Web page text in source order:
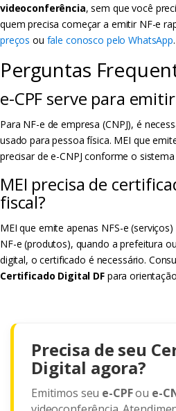
videoconferência, sem que você
quem precisa começar a emitir NF-e
preços ou fale conosco pelo WhatsApp.
Perguntas
e-CPF serve para
Para NF-e de empresa (CNPJ), é
usado para pessoa física. MEI que
precisar de e-CNPJ conforme o
MEI precisa de
fiscal?
MEI que emite apenas NFS-e
NF-e (produtos), quando a prefeitura
digital, o certificado é necessário.
Certificado Digital DFpara
Precisa de seu
Digital agora?
Emitimos seu e-CPFou e-